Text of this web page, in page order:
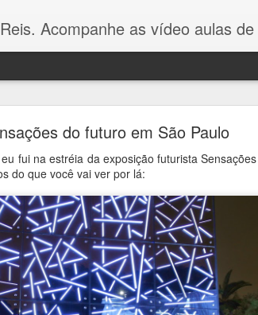
do futuro em São Paulo
fui na estréia da exposição futurista
do que você vai ver por lá:
de ponto cruz, dicas, gráficos para ponto cruz e
de Natal Ponto Cruz
Como vocês estão?
gráfico simples e fácil de bordar, e vai
ou panos de pratos.